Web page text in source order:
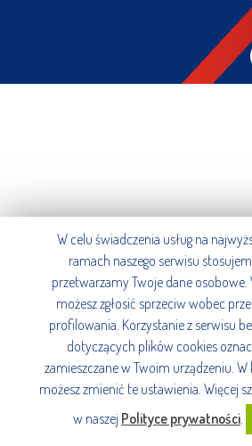
W celu świadczenia usług na
ramach naszego serwisu
przetwarzamy Twoje dane
możesz zgłosić sprzeciw wobec
profilowania. Korzystanie z serwisu
dotyczących plików cookies
zamieszczane w Twoim urządzeniu.
możesz zmienić te ustawienia. Więcej
w naszej Polityce prywatności.